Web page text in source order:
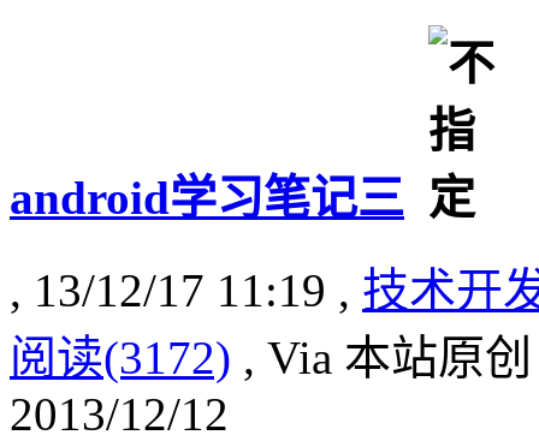
android学习笔记三
, 13/12/17 11:19 , 技术开
阅读(3172) , Via 本站原创
2013/12/12